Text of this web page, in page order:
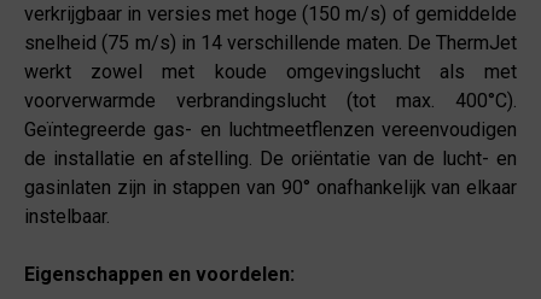
verkrijgbaar in versies met hoge (150 m/s) of gemiddelde
snelheid (75 m/s) in 14 verschillende maten. De ThermJet
werkt zowel met koude omgevingslucht als met
voorverwarmde verbrandingslucht (tot max. 400°C).
Geïntegreerde gas- en luchtmeetflenzen vereenvoudigen
de installatie en afstelling. De oriëntatie van de lucht- en
gasinlaten zijn in stappen van 90° onafhankelijk van elkaar
instelbaar.
Eigenschappen en voordelen: